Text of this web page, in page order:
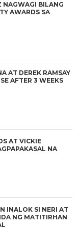
NAGWAGI BILANG
AWARDS SA
AT DEREK RAMSAY
AFTER 3 WEEKS
AT VICKIE
NA
INALOK SI NERI AT
NG MATITIRHAN